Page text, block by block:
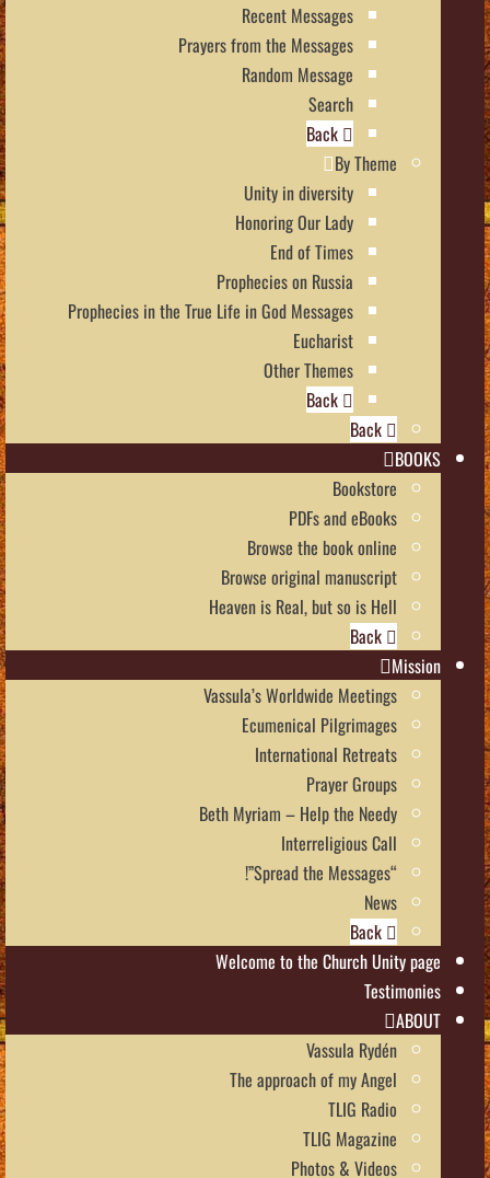
Recent Messages
Prayers from the Messages
Random Message
Search
By Theme
Unity in diversity
Honoring Our Lady
End of Times
Prophecies on Russia
Prophecies in the True Life in God Messages
Eucharist
Other Themes
BOOKS
Bookstore
PDFs and eBooks
Browse the book online
Browse original manuscript
Heaven is Real, but so is Hell
Mission
Vassula’s Worldwide Meetings
Ecumenical Pilgrimages
International Retreats
Prayer Groups
Beth Myriam – Help the Needy
Interreligious Call
“Spread the Messages”!
News
Welcome to the Church Unity page
Testimonies
ABOUT
Vassula Rydén
The approach of my Angel
TLIG Radio
TLIG Magazine
Photos & Videos